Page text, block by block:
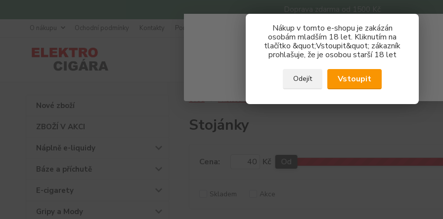
Doprava zdarma od 1500 Kč
Nákup v tomto e-shopu je zakázán
osobám mladším 18 let. Kliknutím na
tlačítko &quot;Vstoupit&quot; zákazník
prohlašuje, že je osobou starší 18 let
Odejít Vstoupit
O nákupu Ochodní podmínky Kontakty Poradna
Hledat
Nové zboží
ZBOŽÍ V AKCI
Náplně e-liquidy
Báze a příchutě
E-cigarety
Gripy a Mody
Úvod Příslušenství
Stojánky
Cena: Kč Od
Skladem Akce
Získej slevu 3%
Zaregistruj se a nakupuj se slevou právě teď!
REGISTRAČNÍ FORMULÁŘ
Zavřít